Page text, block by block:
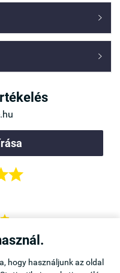
hogy használjunk az oldal




Webáruházra,